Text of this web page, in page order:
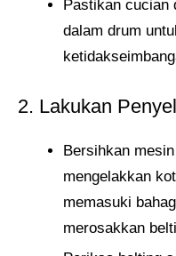
Pastikan cucian
dalam drum
2. Lakukan
Bersihkan
mengelakkan
memasuki
merosakkan